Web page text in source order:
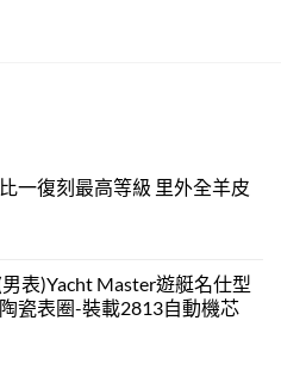
一復刻最高等級 里外全羊皮
表)Yacht Master遊艇名仕型
瓷表圈-裝載2813自動機芯